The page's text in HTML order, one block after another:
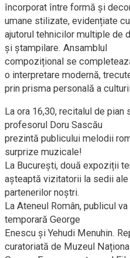
încorporat între formă și
umane stilizate, evidențiate cu
ajutorul tehnicilor multiple de
și ștampilare. Ansamblul
compozițional se
o interpretare modernă,
prin prisma personală a
La ora 16,30, recitalul de
profesorul Doru Sascău
prezintă publicului melodii
surprize muzicale!
La București, două expoziții
așteaptă vizitatorii la sedii ale
partenerilor noștri.
La Ateneul Român, publicul
temporară George
Enescu și Yehudi Menuhin.
curatoriată de Muzeul